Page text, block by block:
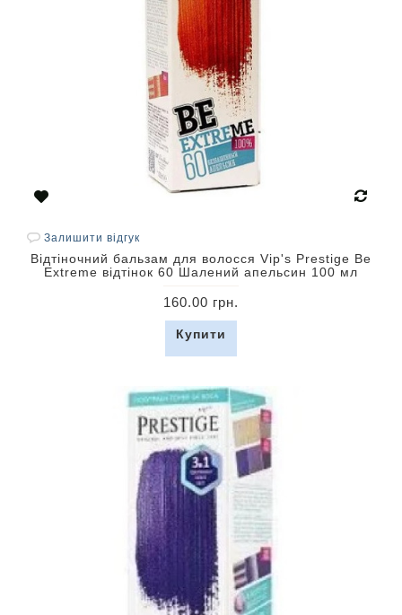
Залишити відгук
Відтіночний бальзам для волосся Vip's Prestige Be
Extreme відтінок 60 Шалений апельсин 100 мл
160.00 грн.
Купити